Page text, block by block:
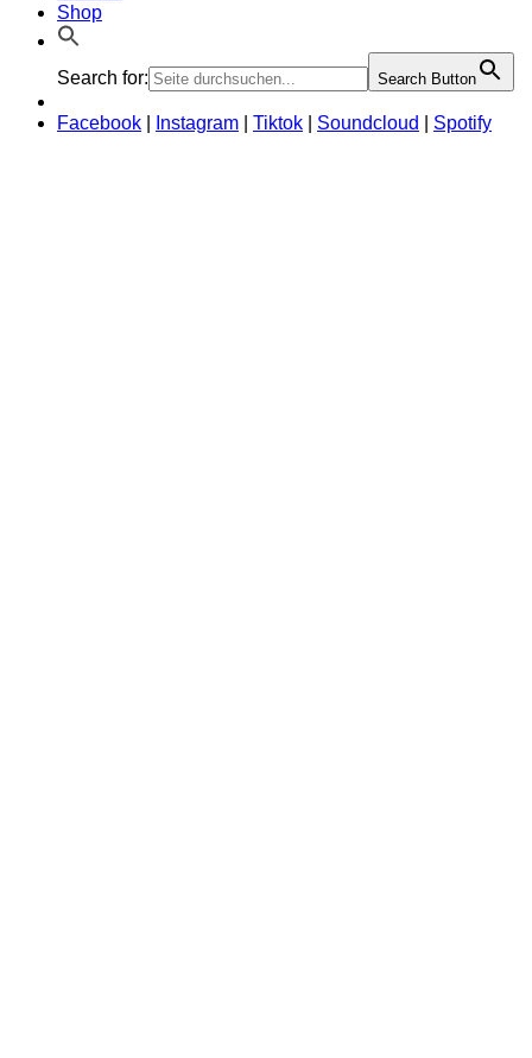
Shop
Search for: Search Button
Facebook Instagram Tiktok Soundcloud Spotify